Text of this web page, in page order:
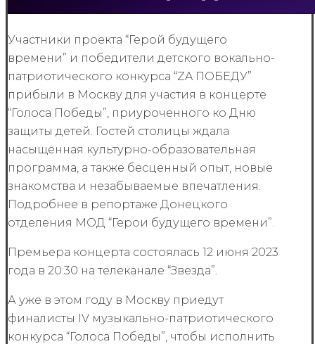
Участники проекта “Герой будущего
времени” и победители детского вокально-
патриотического конкурса “ZA ПОБЕДУ”
прибыли в Москву для участия в концерте
“Голоса Победы”, приуроченного ко Дню
защиты детей. Гостей столицы ждала
насыщенная культурно-образовательная
программа, а также бесценный опыт, новые
знакомства и незабываемые впечатления.
Подробнее в репортаже Донецкого
отделения МОД “Герои будущего времени”.
Премьера концерта состоялась 12 июня 2023
года в 20:30 на телеканале “Звезда”.
А уже в этом году в Москву приедут
финалисты IV музыкально-патриотического
конкурса “Голоса Победы”, чтобы исполнить